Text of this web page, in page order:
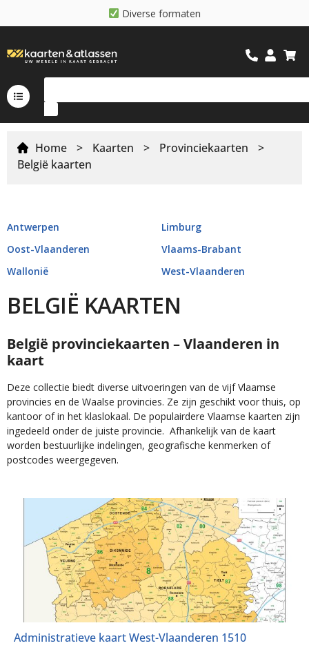
Diverse formaten
Home > Kaarten > Provinciekaarten
>
België kaarten
Antwerpen
Limburg
Oost-Vlaanderen
Vlaams-Brabant
Wallonië
West-Vlaanderen
BELGIË KAARTEN
België provinciekaarten – Vlaanderen in
kaart
Deze collectie biedt diverse uitvoeringen van de vijf Vlaamse
provincies en de Waalse provincies. Ze zijn geschikt voor thuis, op
kantoor of in het klaslokaal. De populairdere Vlaamse kaarten zijn
ingedeeld onder de juiste provincie. Afhankelijk van de kaart
worden bestuurlijke indelingen, geografische kenmerken of
postcodes weergegeven.
Administratieve kaart West-Vlaanderen 1510